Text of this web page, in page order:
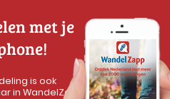
met je
is ook
in WandelZapp